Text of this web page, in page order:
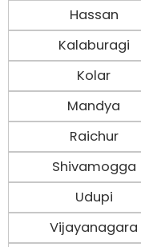
Hassan
Kalaburagi
Kolar
Mandya
Raichur
Shivamogga
Udupi
Vijayanagara